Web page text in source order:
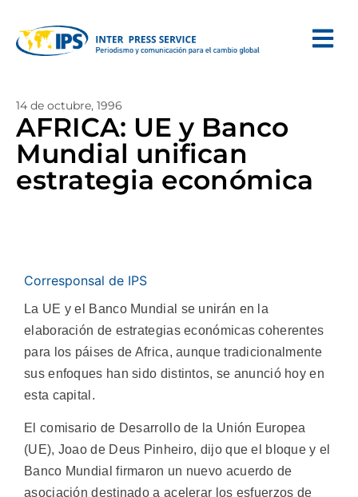
14 de octubre, 1996
AFRICA: UE y Banco
Mundial unifican
estrategia económica
Corresponsal de IPS
La UE y el Banco Mundial se unirán en la
elaboración de estrategias económicas coherentes
para los páises de Africa, aunque tradicionalmente
sus enfoques han sido distintos, se anunció hoy en
esta capital.
El comisario de Desarrollo de la Unión Europea
(UE), Joao de Deus Pinheiro, dijo que el bloque y el
Banco Mundial firmaron un nuevo acuerdo de
asociación destinado a acelerar los esfuerzos de